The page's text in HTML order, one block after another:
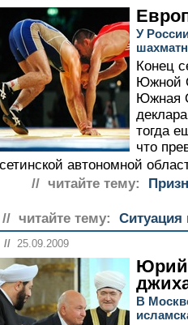
У
Конец
Южной
Южная
тогда
что
автономной
// читайте тему:
// читайте тему: Ситуация
// 25.09.2009
Юрий
В